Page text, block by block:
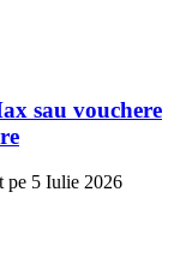
sau vouchere
pe 5 Iulie 2026